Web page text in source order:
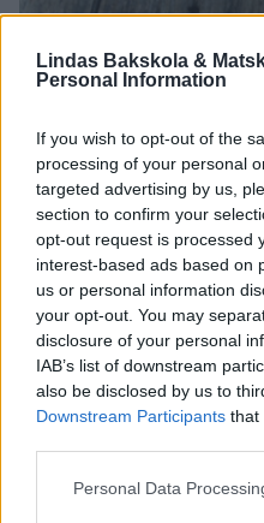
Lindas Bakskola &
Personal Information
If you wish to opt-out of the
processing of your personal
targeted advertising by us,
section to confirm your
opt-out request is processed
interest-based ads based on
us or personal information
your opt-out. You may
disclosure of your personal
IAB’s list of downstream
also be disclosed by us to
Downstream Participants that
Personal Data